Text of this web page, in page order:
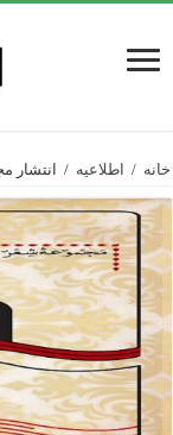
خانه / اطلاعیه / انتشار